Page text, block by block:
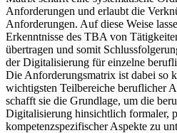
Anforderungen und erlaubt die
Anforderungen. Auf diese Weise
Erkenntnisse des TBA von
übertragen und somit
der Digitalisierung für einzelne
Die Anforderungsmatrix ist dabei so
wichtigsten Teilbereiche beruflicher
schafft sie die Grundlage, um die
Digitalisierung hinsichtlich formaler,
kompetenzspezifischer Aspekte zu